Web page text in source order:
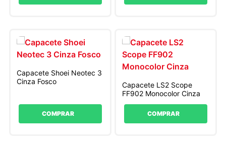
Capacete Shoei Neotec 3
Cinza Fosco
COMPRAR
Capacete LS2 Scope
FF902 Monocolor Cinza
COMPRAR